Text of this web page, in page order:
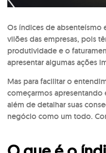
Os índices de absenteísmo
vilões das empresas, pois
produtividade e o
apresentar algumas ações
Mas para facilitar o
começarmos apresentando
além de detalhar suas
negócio como um todo.